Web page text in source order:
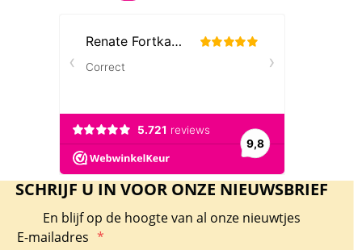
SCHRIJF U IN VOOR ONZE NIEUWSBRIEF
En blijf op de hoogte van al onze nieuwtjes
E-mailadres *